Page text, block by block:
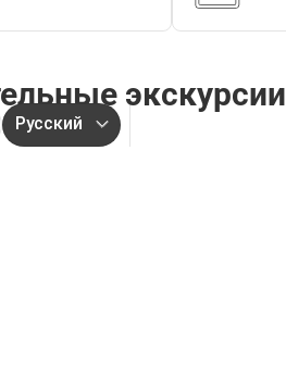
экскурсии
Русский